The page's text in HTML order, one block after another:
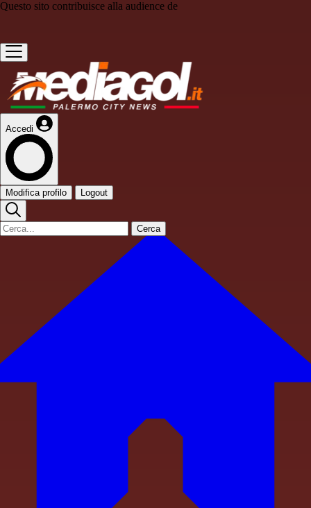
Questo sito contribuisce alla audience de
Accedi
Modifica profilo Logout
Cerca